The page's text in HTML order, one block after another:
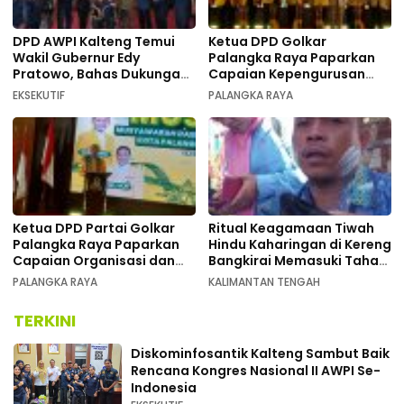
DPD AWPI Kalteng Temui
Wakil Gubernur Edy
Pratowo, Bahas Dukungan
Kongres Nasional II AWPI di
EKSEKUTIF
Ketua DPD Golkar
Palangka Raya Paparkan
Capaian Kepengurusan
pada Pembukaan Musda XI
PALANGKA RAYA
Ketua DPD Partai Golkar
Palangka Raya Paparkan
Capaian Organisasi dan
Kemenangan Pemilu pada
PALANGKA RAYA
Ritual Keagamaan Tiwah
Hindu Kaharingan di Kereng
Bangkirai Memasuki Tahap
Akhir
KALIMANTAN TENGAH
TERKINI
Diskominfosantik Kalteng Sambut Baik
Rencana Kongres Nasional II AWPI Se-
Indonesia